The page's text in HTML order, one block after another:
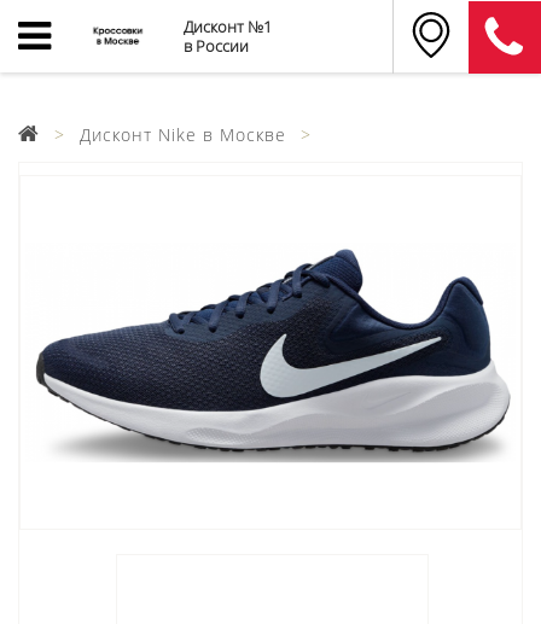
Дисконт №1
в России
Дисконт Nike в Москве